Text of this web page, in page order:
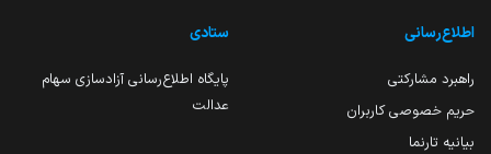
اطلاع‌رسانی
راهبرد مشارکتی
حریم خصوصی کاربران
بیانیه تارنما
ستادی
پایگاه اطلاع‌رسانی آزادسازی سهام
عدالت